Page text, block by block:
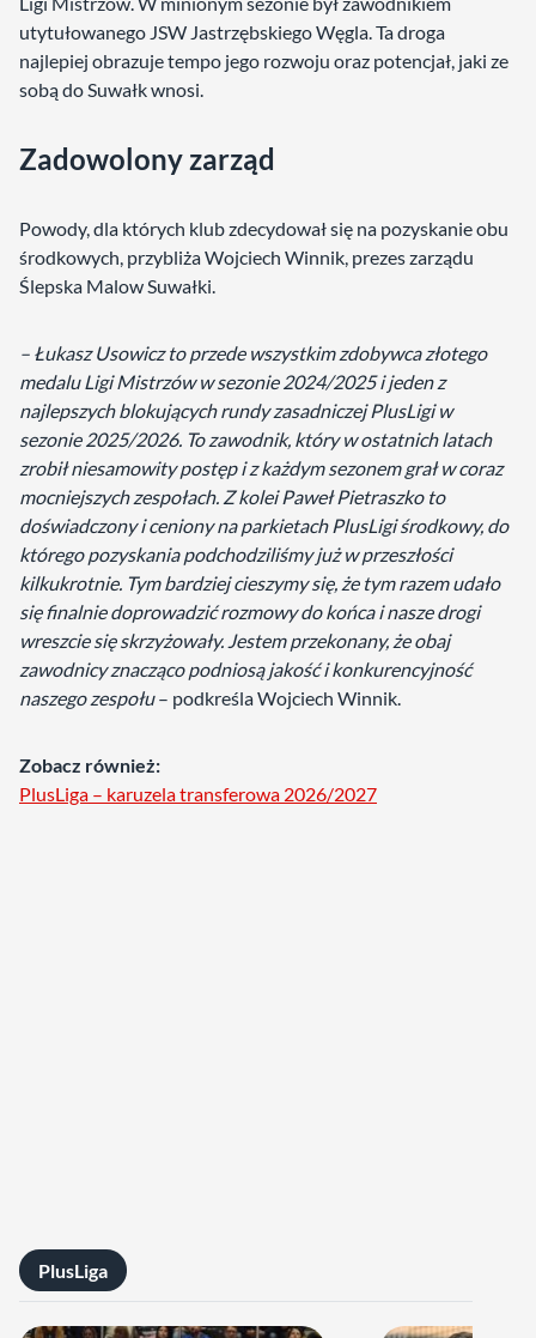
utytułowanego JSW Jastrzębskiego Węgla. Ta droga
najlepiej obrazuje tempo jego rozwoju oraz potencjał, jaki ze
sobą do Suwałk wnosi.
Zadowolony zarząd
Powody, dla których klub zdecydował się na pozyskanie obu
środkowych, przybliża Wojciech Winnik, prezes zarządu
Ślepska Malow Suwałki.
– Łukasz Usowicz to przede wszystkim zdobywca złotego
medalu Ligi Mistrzów w sezonie 2024/2025 i jeden z
najlepszych blokujących rundy zasadniczej PlusLigi w
sezonie 2025/2026. To zawodnik, który w ostatnich latach
zrobił niesamowity postęp i z każdym sezonem grał w coraz
mocniejszych zespołach. Z kolei Paweł Pietraszko to
doświadczony i ceniony na parkietach PlusLigi środkowy, do
którego pozyskania podchodziliśmy już w przeszłości
kilkukrotnie. Tym bardziej cieszymy się, że tym razem udało
się finalnie doprowadzić rozmowy do końca i nasze drogi
wreszcie się skrzyżowały. Jestem przekonany, że obaj
zawodnicy znacząco podniosą jakość i konkurencyjność
naszego zespołu– podkreśla Wojciech Winnik.
Zobacz również:
PlusLiga – karuzela transferowa 2026/2027
PlusLiga